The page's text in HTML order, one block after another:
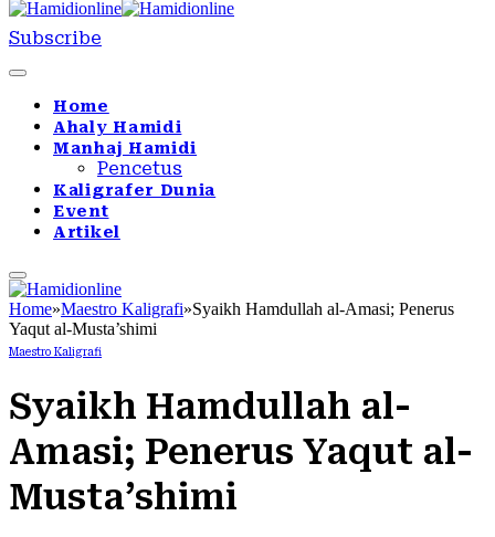
Subscribe
Home
Ahaly Hamidi
Manhaj Hamidi
Pencetus
Kaligrafer Dunia
Event
Artikel
Home»Maestro Kaligrafi»Syaikh Hamdullah al-Amasi; Penerus
Yaqut al-Musta’shimi
Maestro Kaligrafi
Syaikh Hamdullah al-
Amasi; Penerus Yaqut al-
Musta’shimi